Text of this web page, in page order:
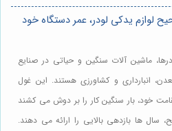
لوازم یدکی لودر، عمر دستگاه خود
ماشین آلات سنگین و حیاتی در صنایع
انبارداری و کشاورزی هستند. این غول
خود، بار سنگین کار را بر دوش می کشند
سال ها بازدهی بالایی را ارائه می دهند.